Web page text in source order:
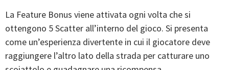
La Feature Bonus viene attivata ogni volta che si
ottengono 5 Scatter all’interno del gioco. Si presenta
come un’esperienza divertente in cui il giocatore deve
raggiungere l’altro lato della strada per catturare uno